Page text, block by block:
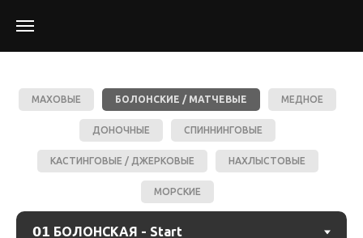
МАХОВЫЕ БОЛОНСКИЕ / МАТЧЕВЫЕ МЕДНОЕ
ДОНОЧНЫЕ СПИННИНГОВЫЕ
КАСТИНГОВЫЕ / ДЖЕРКОВЫЕ НАХЛЫСТОВЫЕ
МОРСКИЕ